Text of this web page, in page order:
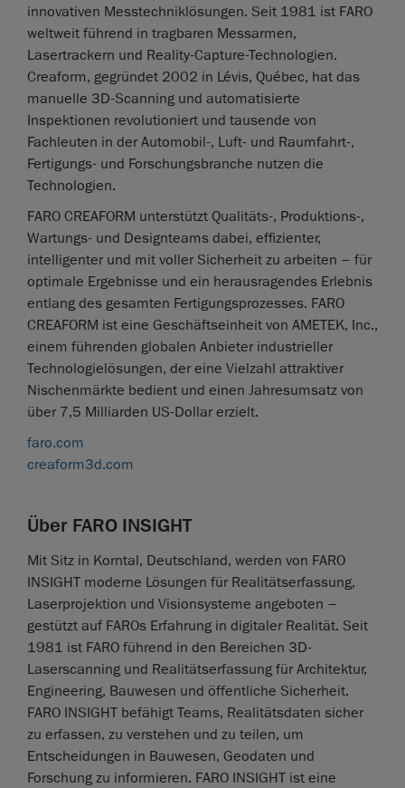
innovativen Messtechniklösungen. Seit 1981 ist FARO
weltweit führend in tragbaren Messarmen,
Lasertrackern und Reality-Capture-Technologien.
Creaform, gegründet 2002 in Lévis, Québec, hat das
manuelle 3D-Scanning und automatisierte
Inspektionen revolutioniert und tausende von
Fachleuten in der Automobil-, Luft- und Raumfahrt-,
Fertigungs- und Forschungsbranche nutzen die
Technologien.
FARO CREAFORM unterstützt Qualitäts-, Produktions-,
Wartungs- und Designteams dabei, effizienter,
intelligenter und mit voller Sicherheit zu arbeiten – für
optimale Ergebnisse und ein herausragendes Erlebnis
entlang des gesamten Fertigungsprozesses. FARO
CREAFORM ist eine Geschäftseinheit von AMETEK, Inc.,
einem führenden globalen Anbieter industrieller
Technologielösungen, der eine Vielzahl attraktiver
Nischenmärkte bedient und einen Jahresumsatz von
über 7,5 Milliarden US-Dollar erzielt.
faro.com
creaform3d.com
Über FARO INSIGHT
Mit Sitz in Korntal, Deutschland, werden von FARO
INSIGHT moderne Lösungen für Realitätserfassung,
Laserprojektion und Visionsysteme angeboten –
gestützt auf FAROs Erfahrung in digitaler Realität. Seit
1981 ist FARO führend in den Bereichen 3D-
Laserscanning und Realitätserfassung für Architektur,
Engineering, Bauwesen und öffentliche Sicherheit.
FARO INSIGHT befähigt Teams, Realitätsdaten sicher
zu erfassen, zu verstehen und zu teilen, um
Entscheidungen in Bauwesen, Geodaten und
Forschung zu informieren. FARO INSIGHT ist eine